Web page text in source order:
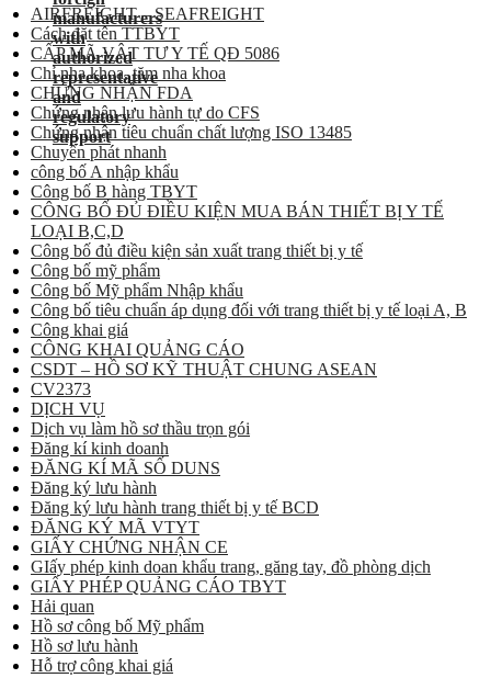
AIRFREIGHT – SEAFREIGHT
Cách đặt tên TTBYT
CẤP MÃ VẬT TƯ Y TẾ QĐ 5086
Chỉ nha khoa, tăm nha khoa
CHỨNG NHẬN FDA
Chứng nhận lưu hành tự do CFS
Chứng nhận tiêu chuẩn chất lượng ISO 13485
Chuyển phát nhanh
công bố A nhập khẩu
Công bố B hàng TBYT
CÔNG BỐ ĐỦ ĐIỀU KIỆN MUA BÁN THIẾT BỊ Y TẾ
LOẠI B,C,D
Công bố đủ điều kiện sản xuất trang thiết bị y tế
Công bố mỹ phẩm
Công bố Mỹ phẩm Nhập khẩu
Công bố tiêu chuẩn áp dụng đối với trang thiết bị y tế loại A, B
Công khai giá
CÔNG KHAI QUẢNG CÁO
CSDT – HỒ SƠ KỸ THUẬT CHUNG ASEAN
CV2373
DỊCH VỤ
Dịch vụ làm hồ sơ thầu trọn gói
Đăng kí kinh doanh
ĐĂNG KÍ MÃ SỐ DUNS
Đăng ký lưu hành
Đăng ký lưu hành trang thiết bị y tế BCD
ĐĂNG KÝ MÃ VTYT
GIẤY CHỨNG NHẬN CE
GIấy phép kinh doan khẩu trang, găng tay, đồ phòng dịch
GIẤY PHÉP QUẢNG CÁO TBYT
Hải quan
Hồ sơ công bố Mỹ phẩm
Hồ sơ lưu hành
Hỗ trợ công khai giá